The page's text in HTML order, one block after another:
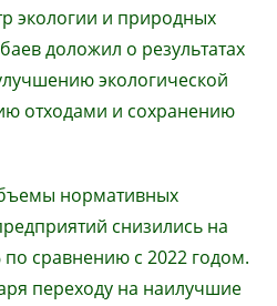
экологии и природных
доложил о результатах
экологической
отходами и сохранению
нормативных
снизились на
по сравнению с 2022 годом.
переходу на наилучшие